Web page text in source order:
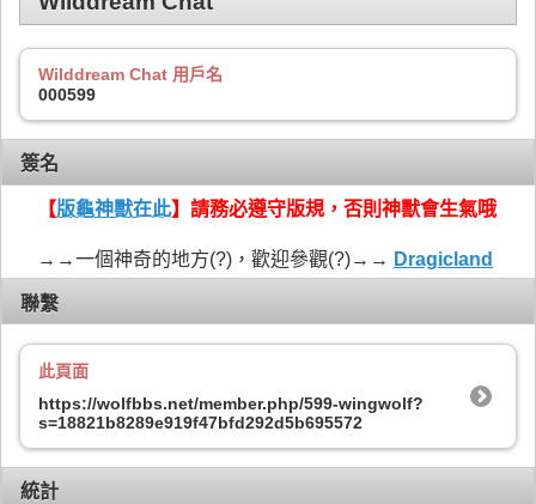
Wilddream Chat 用戶名
000599
簽名
【版龜神獸在此】請務必遵守版規，否則神獸會生氣哦
→→一個神奇的地方(?)，歡迎參觀(?)→→ Dragicland
聯繫
此頁面
https://wolfbbs.net/member.php/599-wingwolf?
s=18821b8289e919f47bfd292d5b695572
統計